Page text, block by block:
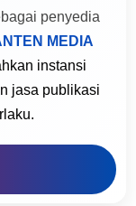
penyedia
MEDIA
instansi
jasa publikasi